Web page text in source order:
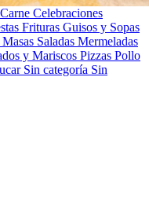
Carne Celebraciones
Frituras Guisos y Sopas
Masas Saladas Mermeladas
y Mariscos Pizzas Pollo
Sin categoría Sin